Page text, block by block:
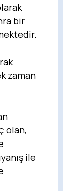
bir
zaman
olan,
ile